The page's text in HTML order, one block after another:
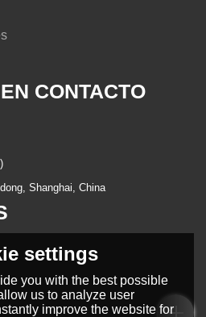
CONTACTO
Shanghai, China
settings
you with the best possible
us to analyze user
improve the website for